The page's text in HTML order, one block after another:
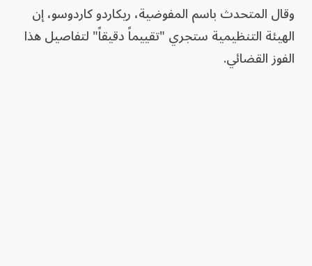
وقال المتحدث باسم المفوضية، ريكاردو كاردوسو، إن
الهيئة التنظيمية ستجري "تقييماً دقيقاً" لتفاصيل هذا
الفوز القضائي.